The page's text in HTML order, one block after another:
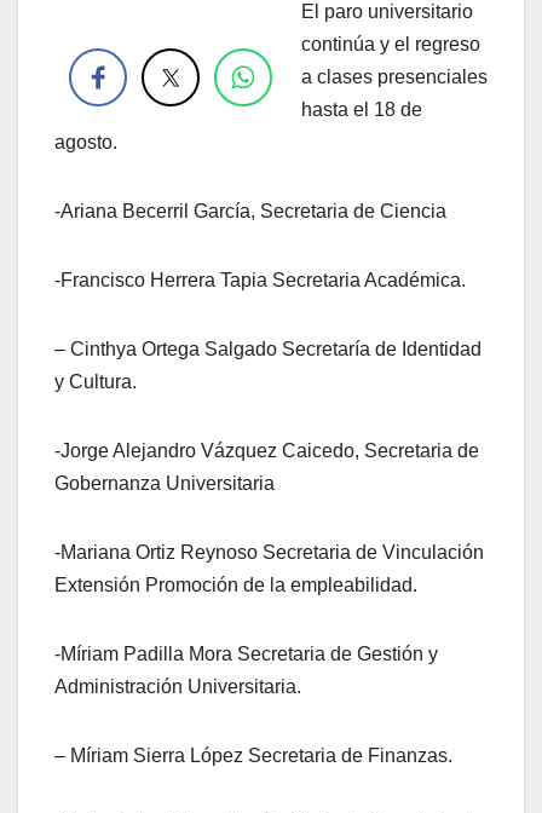
El paro universitario
continúa y el regreso
a clases presenciales
hasta el 18 de
agosto.
-Ariana Becerril García, Secretaria de Ciencia
-Francisco Herrera Tapia Secretaria Académica.
– Cinthya Ortega Salgado Secretaría de Identidad
y Cultura.
-Jorge Alejandro Vázquez Caicedo, Secretaria de
Gobernanza Universitaria
-Mariana Ortiz Reynoso Secretaria de Vinculación
Extensión Promoción de la empleabilidad.
-Míriam Padilla Mora Secretaria de Gestión y
Administración Universitaria.
– Míriam Sierra López Secretaria de Finanzas.